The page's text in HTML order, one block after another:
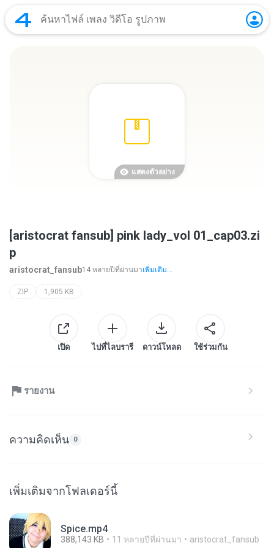
แสดงตัวอย่าง
[aristocrat fansub] pink lady_vol 01_cap03.zi
p
aristocrat_fansub14 หลายปีที่ผ่านมาเพิ่มเติม...
ZIP 1,905 KB
เปิด ไปที่ไลบรารี ดาวน์โหลด ใช้ร่วมกัน
รายงาน
ความคิดเห็น 0
เพิ่มเติมจากโฟลเดอร์นี้
Spice.mp4
388,143 KB 11 หลายปีที่ผ่านมา aristocrat_fansub